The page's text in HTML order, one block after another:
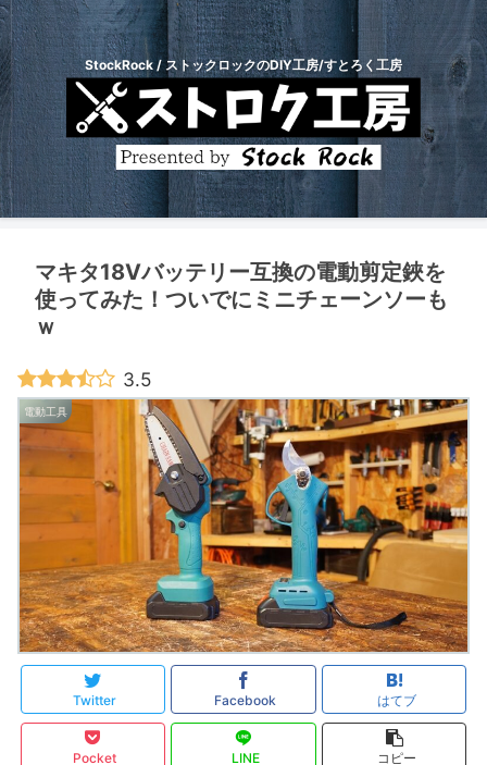
StockRock / ストックロックのDIY工房/すとろく工房
マキタ18Vバッテリー互換の電動剪定鋏を
使ってみた！ついでにミニチェーンソーも
ｗ
3.5
電動工具
Twitter Facebook はてブ
Pocket LINE コピー